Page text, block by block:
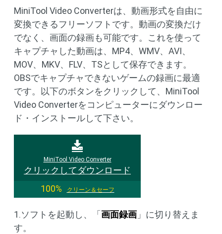
MiniTool Video Converterは、動画形式を自由に
変換できるフリーソフトです。動画の変換だけ
でなく、画面の録画も可能です。これを使って
キャプチャした動画は、MP4、WMV、AVI、
MOV、MKV、FLV、TSとして保存できます。
OBSでキャプチャできないゲームの録画に最適
です。以下のボタンをクリックして、MiniTool
Video Converterをコンピューターにダウンロー
ド・インストールして下さい。
MiniTool Video Converter
クリックしてダウンロード
100%
クリーン＆セーフ
1.ソフトを起動し、「 画面録画 」に切り替えま
す。